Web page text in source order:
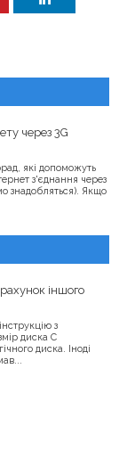
через 3G
які допоможуть
з'єднання через
знадобляться). Якщо
іншого
з
диска C
диска. Іноді